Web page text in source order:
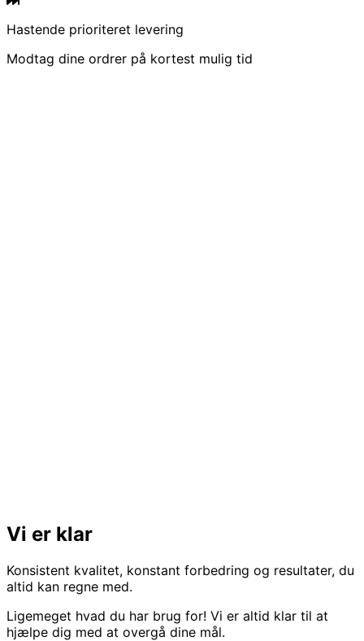
Hastende prioriteret levering
Modtag dine ordrer på kortest mulig tid
Vi er klar
Konsistent kvalitet, konstant forbedring og resultater, du
altid kan regne med.
Ligemeget hvad du har brug for! Vi er altid klar til at
hjælpe dig med at overgå dine mål.